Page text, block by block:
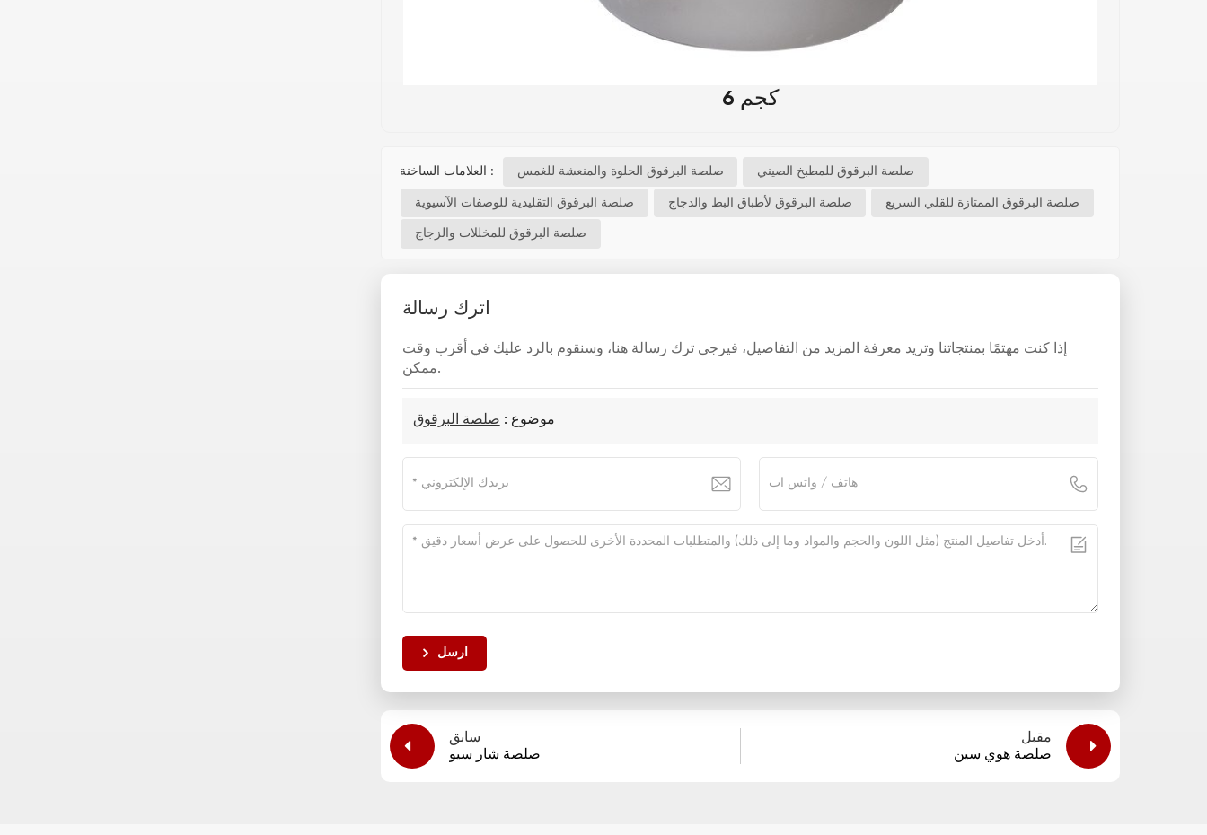
6 كجم
العلامات الساخنة : صلصة البرقوق الحلوة والمنعشة للغمس صلصة البرقوق للمطبخ الصيني
صلصة البرقوق التقليدية للوصفات الآسيوية صلصة البرقوق لأطباق البط والدجاج صلصة البرقوق الممتازة للقلي السريع
صلصة البرقوق للمخللات والزجاج
اترك رسالة
إذا كنت مهتمًا بمنتجاتنا وتريد معرفة المزيد من التفاصيل، فيرجى ترك رسالة هنا، وسنقوم بالرد عليك في أقرب وقت
ممكن.
موضوع : صلصة البرقوق
ارسل
سابق
صلصة شار سيو
مقبل
صلصة هوي سين